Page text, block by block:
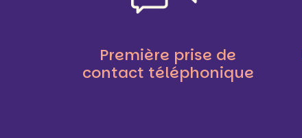
Première prise de
contact téléphonique